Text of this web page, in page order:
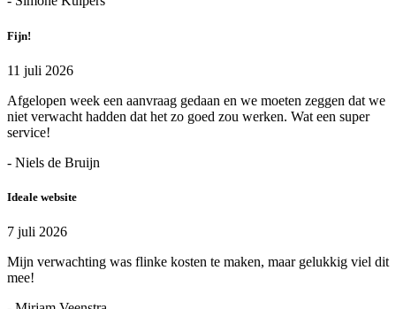
Fijn!
11 juli 2026
Afgelopen week een aanvraag gedaan en we moeten zeggen dat we
niet verwacht hadden dat het zo goed zou werken. Wat een super
service!
- Niels de Bruijn
Ideale website
7 juli 2026
Mijn verwachting was flinke kosten te maken, maar gelukkig viel dit
mee!